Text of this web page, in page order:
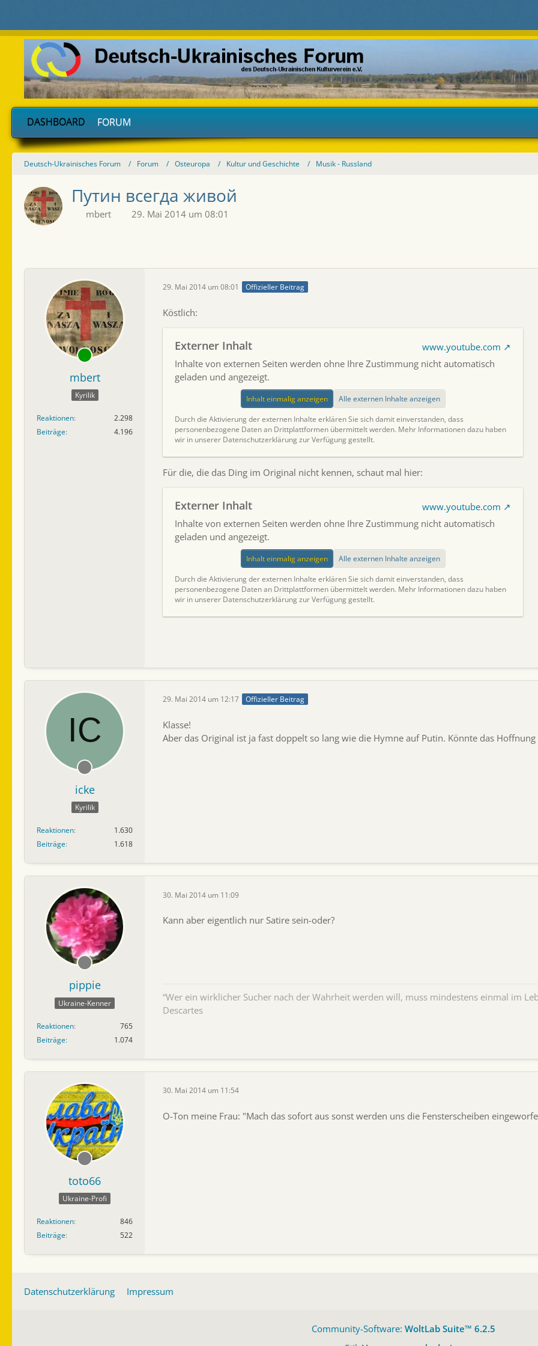
DASHBOARD FORUM
Deutsch-Ukrainisches Forum Forum Osteuropa Kultur und Geschichte Musik - Russland
Путин всегда живой
mbert 29. Mai 2014 um 08:01
mbert
Kyrilik
Reaktionen
2.298
Beiträge
4.196
29. Mai 2014 um 08:01 Offizieller Beitrag
Köstlich:
Externer Inhalt
www.youtube.com
Inhalte von externen Seiten werden ohne Ihre Zustimmung nicht automatisch
geladen und angezeigt.
Inhalt einmalig anzeigen
Alle externen Inhalte anzeigen
Durch die Aktivierung der externen Inhalte erklären Sie sich damit einverstanden, dass
personenbezogene Daten an Drittplattformen übermittelt werden. Mehr Informationen dazu haben
wir in unserer Datenschutzerklärung zur Verfügung gestellt.
Für die, die das Ding im Original nicht kennen, schaut mal hier:
Externer Inhalt
www.youtube.com
Inhalte von externen Seiten werden ohne Ihre Zustimmung nicht automatisch
geladen und angezeigt.
Inhalt einmalig anzeigen
Alle externen Inhalte anzeigen
Durch die Aktivierung der externen Inhalte erklären Sie sich damit einverstanden, dass
personenbezogene Daten an Drittplattformen übermittelt werden. Mehr Informationen dazu haben
wir in unserer Datenschutzerklärung zur Verfügung gestellt.
icke
Kyrilik
Reaktionen
1.630
Beiträge
1.618
29. Mai 2014 um 12:17 Offizieller Beitrag
Klasse!
Aber das Original ist ja fast doppelt so lang wie die Hymne auf Putin. Könnte das Hoffnung
pippie
Ukraine-Kenner
Reaktionen
765
Beiträge
1.074
30. Mai 2014 um 11:09
Kann aber eigentlich nur Satire sein-oder?
“Wer ein wirklicher Sucher nach der Wahrheit werden will, muss mindestens einmal im
Descartes
toto66
Ukraine-Profi
Reaktionen
846
Beiträge
522
30. Mai 2014 um 11:54
O-Ton meine Frau: "Mach das sofort aus sonst werden uns die Fensterscheiben
Datenschutzerklärung Impressum
Community-Software: WoltLab Suite™ 6.2.5